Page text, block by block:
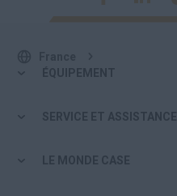
ÉQUIPEMENT
SERVICE ET ASSISTANCE
LE MONDE CASE